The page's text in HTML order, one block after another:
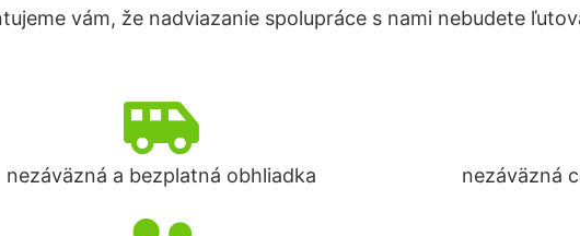
vám, že nadviazanie spolupráce s nami nebudete
nezáväzná a bezplatná obhliadka nezáväzná